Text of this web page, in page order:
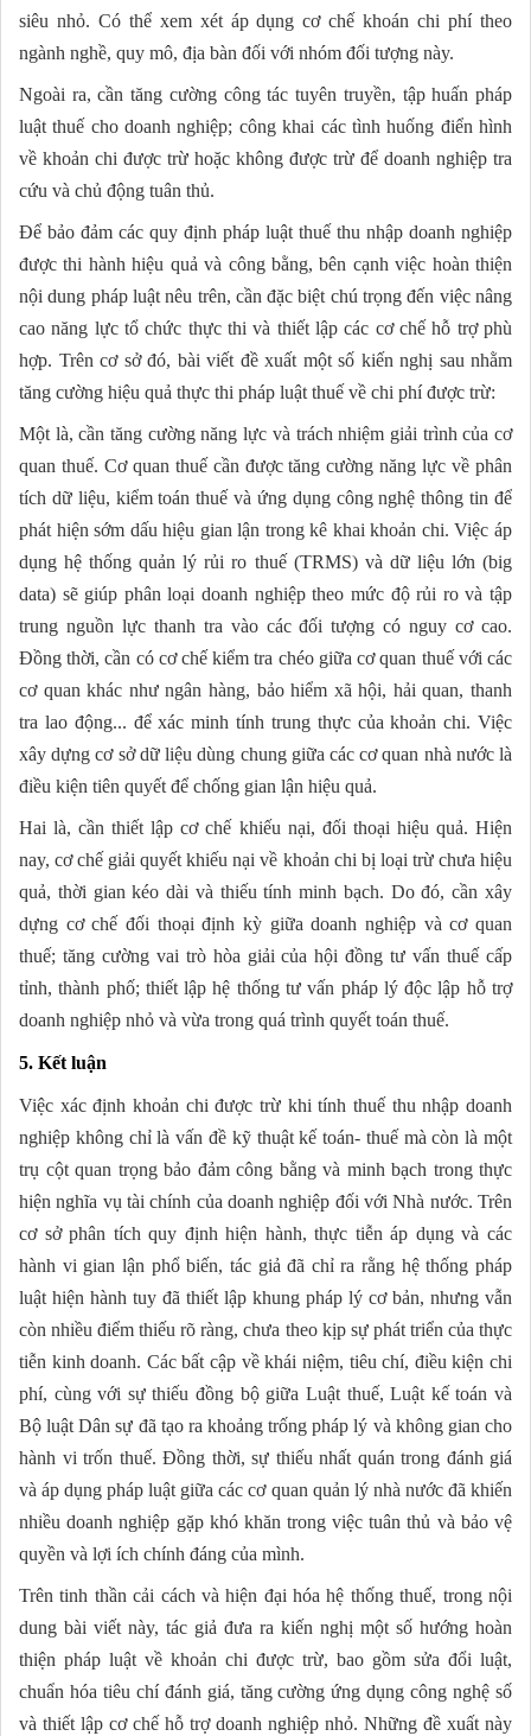
siêu nhỏ. Có thể xem xét áp dụng cơ chế khoán chi phí theo
ngành nghề, quy mô, địa bàn đối với nhóm đối tượng này.
Ngoài ra, cần tăng cường công tác tuyên truyền, tập huấn pháp
luật thuế cho doanh nghiệp; công khai các tình huống điển hình
về khoản chi được trừ hoặc không được trừ để doanh nghiệp tra
cứu và chủ động tuân thủ.
Để bảo đảm các quy định pháp luật thuế thu nhập doanh nghiệp
được thi hành hiệu quả và công bằng, bên cạnh việc hoàn thiện
nội dung pháp luật nêu trên, cần đặc biệt chú trọng đến việc nâng
cao năng lực tổ chức thực thi và thiết lập các cơ chế hỗ trợ phù
hợp. Trên cơ sở đó, bài viết đề xuất một số kiến nghị sau nhằm
tăng cường hiệu quả thực thi pháp luật thuế về chi phí được trừ:
Một là, cần tăng cường năng lực và trách nhiệm giải trình của cơ
quan thuế. Cơ quan thuế cần được tăng cường năng lực về phân
tích dữ liệu, kiểm toán thuế và ứng dụng công nghệ thông tin để
phát hiện sớm dấu hiệu gian lận trong kê khai khoản chi. Việc áp
dụng hệ thống quản lý rủi ro thuế (TRMS) và dữ liệu lớn (big
data) sẽ giúp phân loại doanh nghiệp theo mức độ rủi ro và tập
trung nguồn lực thanh tra vào các đối tượng có nguy cơ cao.
Đồng thời, cần có cơ chế kiểm tra chéo giữa cơ quan thuế với các
cơ quan khác như ngân hàng, bảo hiểm xã hội, hải quan, thanh
tra lao động... để xác minh tính trung thực của khoản chi. Việc
xây dựng cơ sở dữ liệu dùng chung giữa các cơ quan nhà nước là
điều kiện tiên quyết để chống gian lận hiệu quả.
Hai là, cần thiết lập cơ chế khiếu nại, đối thoại hiệu quả. Hiện
nay, cơ chế giải quyết khiếu nại về khoản chi bị loại trừ chưa hiệu
quả, thời gian kéo dài và thiếu tính minh bạch. Do đó, cần xây
dựng cơ chế đối thoại định kỳ giữa doanh nghiệp và cơ quan
thuế; tăng cường vai trò hòa giải của hội đồng tư vấn thuế cấp
tỉnh, thành phố; thiết lập hệ thống tư vấn pháp lý độc lập hỗ trợ
doanh nghiệp nhỏ và vừa trong quá trình quyết toán thuế.
5. Kết luận
Việc xác định khoản chi được trừ khi tính thuế thu nhập doanh
nghiệp không chỉ là vấn đề kỹ thuật kế toán- thuế mà còn là một
trụ cột quan trọng bảo đảm công bằng và minh bạch trong thực
hiện nghĩa vụ tài chính của doanh nghiệp đối với Nhà nước. Trên
cơ sở phân tích quy định hiện hành, thực tiễn áp dụng và các
hành vi gian lận phổ biến, tác giả đã chỉ ra rằng hệ thống pháp
luật hiện hành tuy đã thiết lập khung pháp lý cơ bản, nhưng vẫn
còn nhiều điểm thiếu rõ ràng, chưa theo kịp sự phát triển của thực
tiễn kinh doanh. Các bất cập về khái niệm, tiêu chí, điều kiện chi
phí, cùng với sự thiếu đồng bộ giữa Luật thuế, Luật kế toán và
Bộ luật Dân sự đã tạo ra khoảng trống pháp lý và không gian cho
hành vi trốn thuế. Đồng thời, sự thiếu nhất quán trong đánh giá
và áp dụng pháp luật giữa các cơ quan quản lý nhà nước đã khiến
nhiều doanh nghiệp gặp khó khăn trong việc tuân thủ và bảo vệ
quyền và lợi ích chính đáng của mình.
Trên tinh thần cải cách và hiện đại hóa hệ thống thuế, trong nội
dung bài viết này, tác giả đưa ra kiến nghị một số hướng hoàn
thiện pháp luật về khoản chi được trừ, bao gồm sửa đổi luật,
chuẩn hóa tiêu chí đánh giá, tăng cường ứng dụng công nghệ số
và thiết lập cơ chế hỗ trợ doanh nghiệp nhỏ. Những đề xuất này